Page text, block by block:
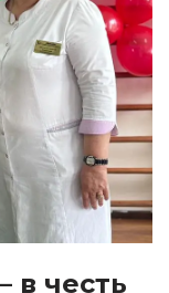
в честь